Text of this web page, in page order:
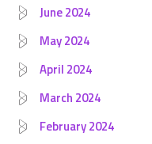
June 2024
May 2024
April 2024
March 2024
February 2024